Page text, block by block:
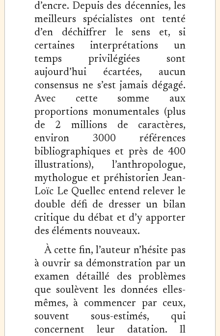
d’encre. Depuis des décennies, les
meilleurs spécialistes ont tenté
d’en déchiffrer le sens et, si
certaines interprétations un
temps privilégiées sont
aujourd’hui écartées, aucun
consensus ne s’est jamais dégagé.
Avec cette somme aux
proportions monumentales (plus
de 2 millions de caractères,
environ 3000 références
bibliographiques et près de 400
illustrations), l’anthropologue,
mythologue et préhistorien Jean-
Loïc Le Quellec entend relever le
double défi de dresser un bilan
critique du débat et d’y apporter
des éléments nouveaux.
À cette fin, l’auteur n’hésite pas
à ouvrir sa démonstration par un
examen détaillé des problèmes
que soulèvent les données elles-
mêmes, à commencer par ceux,
souvent sous-estimés, qui
concernent leur datation. Il